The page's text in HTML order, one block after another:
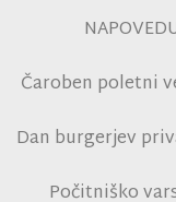
Čaroben poletni
Dan burgerjev
Počitniško